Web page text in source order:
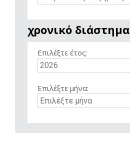
χρονικό διάστημα
Επιλέξτε έτος:
Επιλέξτε μήνα: